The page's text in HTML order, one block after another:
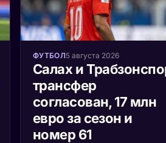
ФУТБОЛ5 августа 2026
Салах и
трансфер
согласован, 17 млн
евро за сезон и
номер 61